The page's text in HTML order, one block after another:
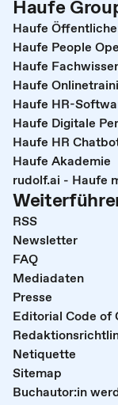
Haufe
Haufe
Haufe People
Haufe
Haufe
Haufe HR-
Haufe Digitale
Haufe HR
Haufe Akademie
rudolf.ai - Haufe
RSS
Newsletter
FAQ
Mediadaten
Presse
Editorial Code of
Netiquette
Sitemap
Buchautor:in